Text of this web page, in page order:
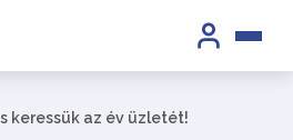
keressük az év üzletét!